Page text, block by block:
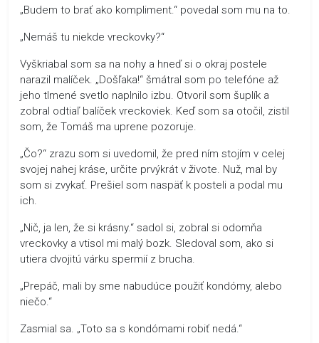
„Budem to brať ako kompliment.“ povedal som mu na to.
„Nemáš tu niekde vreckovky?“
Vyškriabal som sa na nohy a hneď si o okraj postele
narazil malíček. „Došľaka!“ šmátral som po telefóne až
jeho tlmené svetlo naplnilo izbu. Otvoril som šuplík a
zobral odtiaľ balíček vreckoviek. Keď som sa otočil, zistil
som, že Tomáš ma uprene pozoruje.
„Čo?“ zrazu som si uvedomil, že pred ním stojím v celej
svojej nahej kráse, určite prvýkrát v živote. Nuž, mal by
som si zvykať. Prešiel som naspäť k posteli a podal mu
ich.
„Nič, ja len, že si krásny.“ sadol si, zobral si odomňa
vreckovky a vtisol mi malý bozk. Sledoval som, ako si
utiera dvojitú várku spermií z brucha.
„Prepáč, mali by sme nabudúce použiť kondómy, alebo
niečo.“
Zasmial sa. „Toto sa s kondómami robiť nedá.“